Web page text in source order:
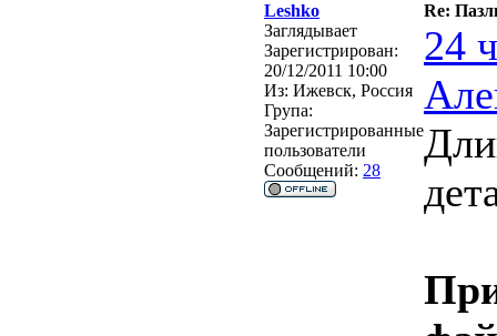
Leshko
Re:
Заглядывает
Зарегистрирован:
20/12/2011 10:00
Из: Ижевск, Россия
Група:
Зарегистрированные
пользователи
Сообщений: 28
24